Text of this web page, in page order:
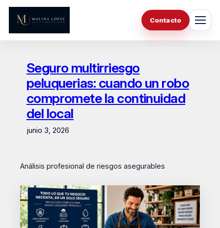
Saltar
contenido
Contacto
Seguro multirriesgo
peluquerias: cuando un robo
compromete la continuidad
del local
junio 3, 2026
Análisis profesional de riesgos asegurables